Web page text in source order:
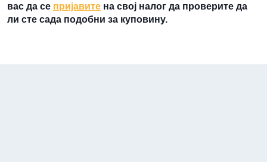
вас да се пријавите на свој налог да проверите да
ли сте сада подобни за куповину.